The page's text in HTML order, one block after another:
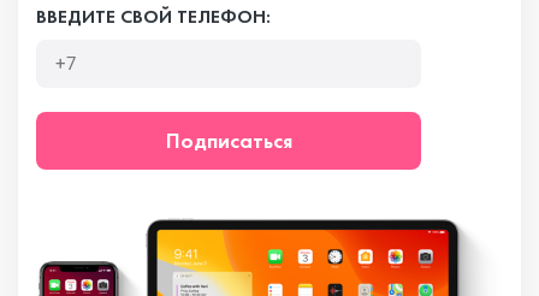
ВВЕДИТЕ СВОЙ ТЕЛЕФОН:
Подписаться